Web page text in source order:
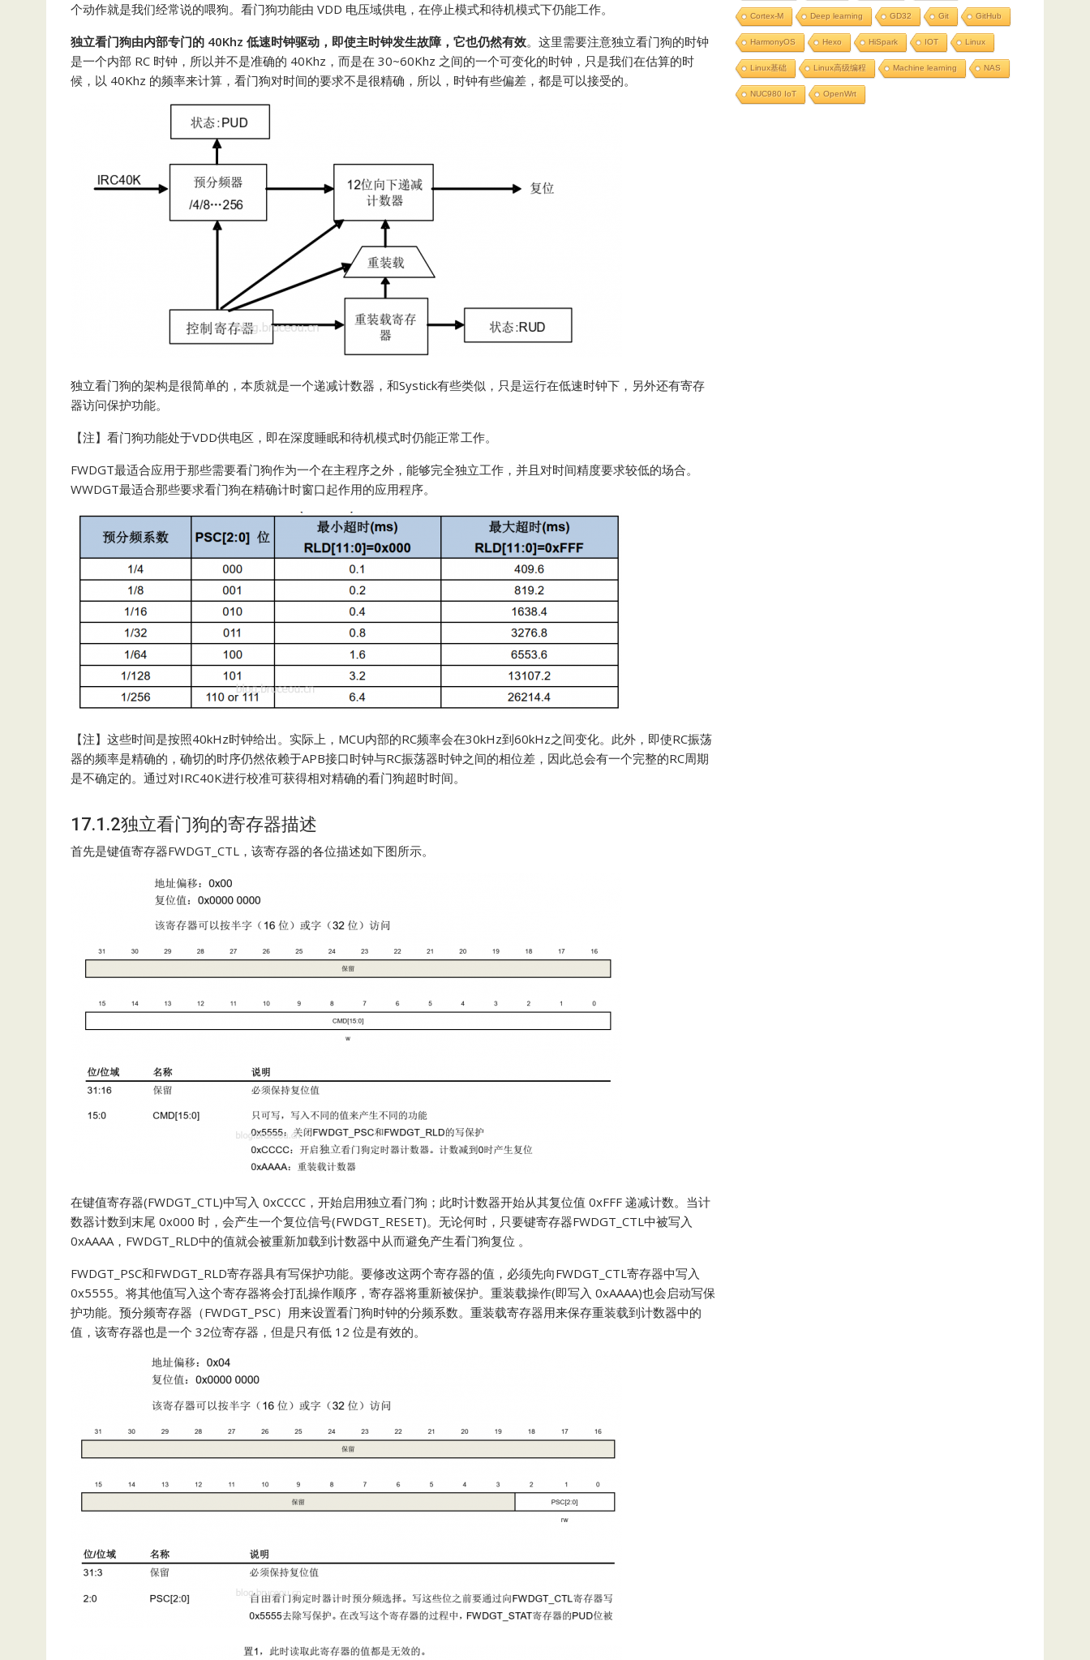
个动作就是我们经常说的喂狗。看门狗功能由 VDD 电压域供电，在停止模式和待机模式下仍能工作。
独立看门狗由内部专门的 40Khz 低速时钟驱动，即使主时钟发生故障，它也仍然有效。这里需要注意独立看门狗的时钟
是一个内部 RC 时钟，所以并不是准确的 40Khz，而是在 30~60Khz 之间的一个可变化的时钟，只是我们在估算的时
候，以 40Khz 的频率来计算，看门狗对时间的要求不是很精确，所以，时钟有些偏差，都是可以接受的。
独立看门狗的架构是很简单的，本质就是一个递减计数器，和Systick有些类似，只是运行在低速时钟下，另外还有寄存
器访问保护功能。
【注】看门狗功能处于VDD供电区，即在深度睡眠和待机模式时仍能正常工作。
FWDGT最适合应用于那些需要看门狗作为一个在主程序之外，能够完全独立工作，并且对时间精度要求较低的场合。
WWDGT最适合那些要求看门狗在精确计时窗口起作用的应用程序。
【注】这些时间是按照40kHz时钟给出。实际上，MCU内部的RC频率会在30kHz到60kHz之间变化。此外，即使RC振荡
器的频率是精确的，确切的时序仍然依赖于APB接口时钟与RC振荡器时钟之间的相位差，因此总会有一个完整的RC周期
是不确定的。通过对IRC40K进行校准可获得相对精确的看门狗超时时间。
17.1.2独立看门狗的寄存器描述
首先是键值寄存器FWDGT_CTL，该寄存器的各位描述如下图所示。
在键值寄存器(FWDGT_CTL)中写入 0xCCCC，开始启用独立看门狗；此时计数器开始从其复位值 0xFFF 递减计数。当计
数器计数到末尾 0x000 时，会产生一个复位信号(FWDGT_RESET)。无论何时，只要键寄存器FWDGT_CTL中被写入
0xAAAA，FWDGT_RLD中的值就会被重新加载到计数器中从而避免产生看门狗复位 。
FWDGT_PSC和FWDGT_RLD寄存器具有写保护功能。要修改这两个寄存器的值，必须先向FWDGT_CTL寄存器中写入
0x5555。将其他值写入这个寄存器将会打乱操作顺序，寄存器将重新被保护。重装载操作(即写入 0xAAAA)也会启动写保
护功能。预分频寄存器（FWDGT_PSC）用来设置看门狗时钟的分频系数。重装载寄存器用来保存重装载到计数器中的
值，该寄存器也是一个 32位寄存器，但是只有低 12 位是有效的。
Cortex-M Deep learning GD32 Git GitHub
HarmonyOS Hexo HiSpark IOT Linux
Linux基础 Linux高级编程 Machine learning NAS
NUC980 IoT OpenWrt